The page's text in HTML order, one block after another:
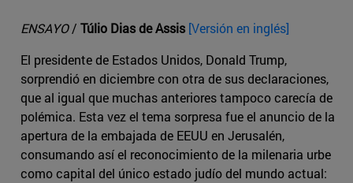
ENSAYO/ Túlio Dias de Assis [Versión en inglés]
El presidente de Estados Unidos, Donald Trump,
sorprendió en diciembre con otra de sus declaraciones,
que al igual que muchas anteriores tampoco carecía de
polémica. Esta vez el tema sorpresa fue el anuncio de la
apertura de la embajada de EEUU en Jerusalén,
consumando así el reconocimiento de la milenaria urbe
como capital del único estado judío del mundo actual: